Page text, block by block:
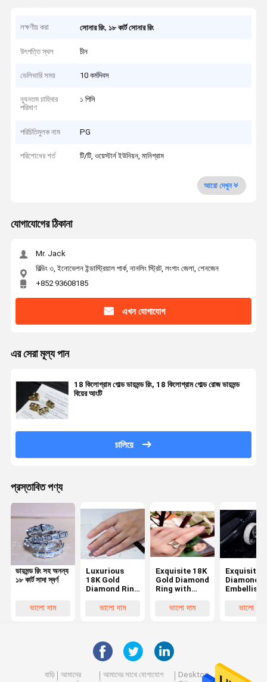
লক্ষণীয় করা সোনার রিং, ১৮ কার্ট সোনার রিং
উৎপত্তি স্থল চীন
ডেলিভারি সময় 10 কর্মদিবস
ন্যূনতম চাহিদার
পরিমাণ
১ পিসি
পরিচিতিমুলক নাম PG
পরিশোধের শর্ত টি/টি, ওয়েস্টার্ন ইউনিয়ন, মানিগ্রাম
আরো দেখুন
যোগাযোগের ঠিকানা
Mr. Jack
বিল্ডিং ৩, ইনোভেশন ইন্ডাস্ট্রিয়াল পার্ক, নানলিং স্ট্রিট, লংগাং জেলা, শেনজেন
+852 93608185
এখন যোগাযোগ
এর সেরা মূল্য পান
18 কিলোগ্রাম গোল্ড ডায়মন্ড রিং, 18 কিলোগ্রাম গোল্ড রোজ ডায়মন্ড
বিয়ের আংটি
চালিয়ে
প্রস্তাবিত পণ্য
ডায়মন্ড রিং সহ অনন্য
১৮ কার্ট সাদা স্বর্ণ
ভালো দাম
Luxurious
18K Gold
Diamond Ring
Web Security
Code
ভালো দাম
Exquisite 18K
Gold Diamond
Ring with
Embellished
Minimum
Order
ভালো দাম
Exquisite
Diamond
Diamond
ভালো দাম
বাড়ি
আমাদের
আমাদের সাথে যোগাযোগ
Desktop